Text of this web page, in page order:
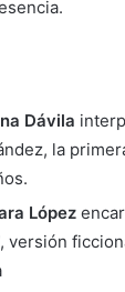
Dávila
la
López
versión